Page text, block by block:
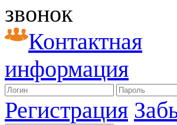
звонок
Контактная
информация
Регистрация